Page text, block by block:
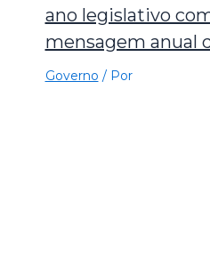
ano legislativo
mensagem anual
Governo / Por